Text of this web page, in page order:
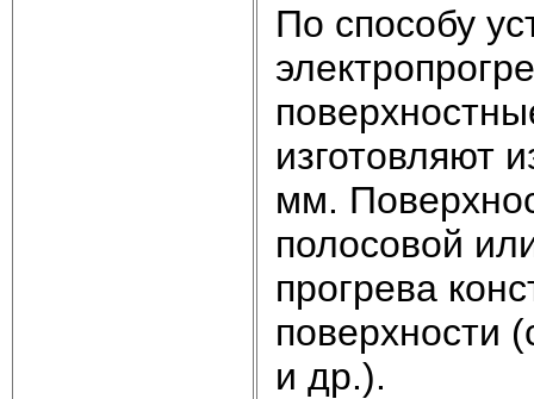
По способу
изготовляют
мм.
полосовой
прогрева
поверхности
и др.).